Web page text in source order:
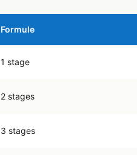
Formule
1 stage
2 stages
3 stages